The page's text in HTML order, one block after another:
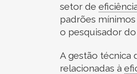
setor de
padrões
o pesquisador
A gestão técnica
relacionadas à